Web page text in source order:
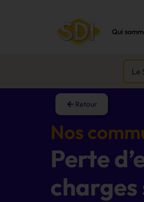
Qui
Le
Retour
Nos
Perte
charges